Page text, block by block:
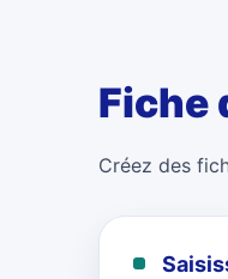
Fiche
Créez des